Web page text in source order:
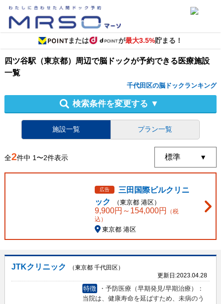
または が最大3.5%貯まる！
四ツ谷駅（東京都）周辺で脳ドックが予約できる医療施設
一覧
千代田区の脳ドックランキング
検索条件を変更する ▼
施設一覧 プラン一覧
全2件中 1〜2件表示
広告
三田国際ビルクリニ
ック
（東京都 港区）
9,900円～ 154,000円
（税
込）
東京都 港区
JTKクリニック
（東京都 千代田区）
更新日:2023.04.28
特徴
・予防医療（早期発見/早期治療）：
当院は、健康寿命を延ばすため、未病のう